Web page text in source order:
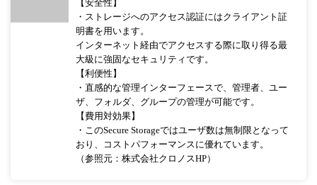
【安全性】
・ストレージへのアクセス認証にはクライアント証
明書を用います。
インターネット経由でアクセスする際に取り得る最
大級に強固なセキュリティです。
【利便性】
・直感的な管理インターフェースで、管理者、ユー
ザ、フォルダ、グループの管理が可能です。
【費用対効果】
・このSecure Storageではユーザ数は無制限となって
おり、コストパフォーマンスに優れています。
（参照元：株式会社クロノスHP）